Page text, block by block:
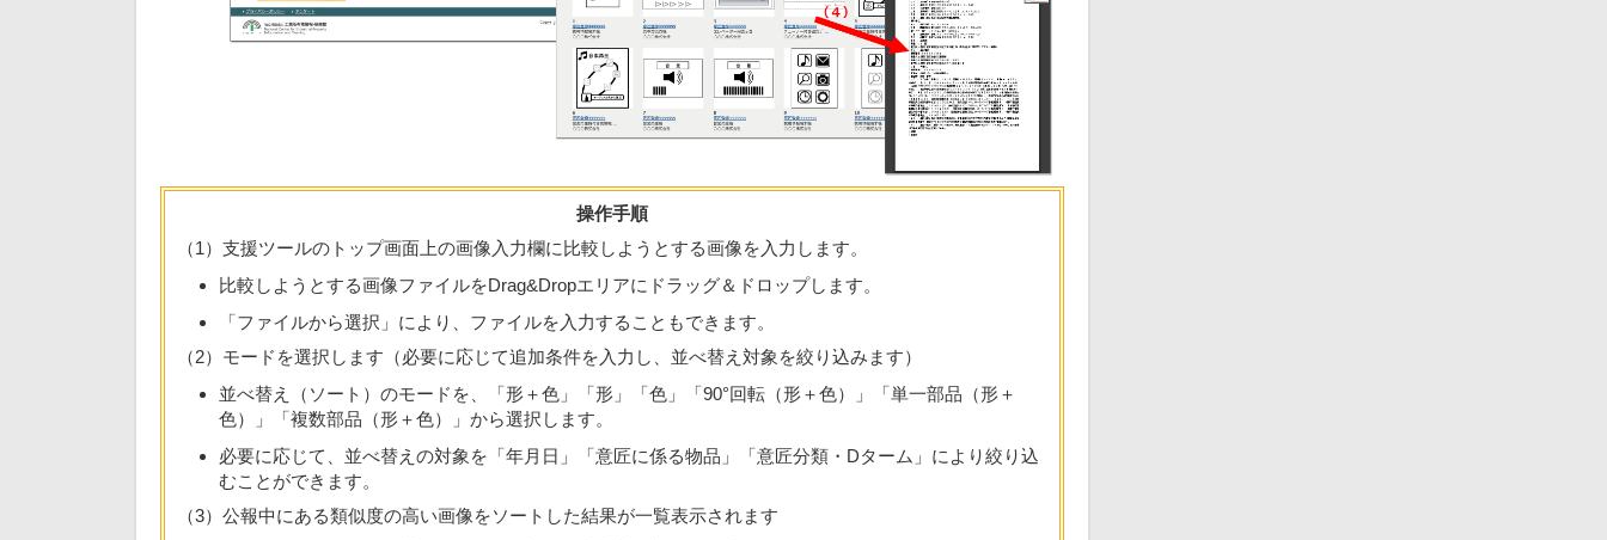
操作手順
（1）支援ツールのトップ画面上の画像入力欄に比較しようとする画像を入力します。
比較しようとする画像ファイルをDrag&Dropエリアにドラッグ＆ドロップします。
「ファイルから選択」により、ファイルを入力することもできます。
（2）モードを選択します（必要に応じて追加条件を入力し、並べ替え対象を絞り込みます）
並べ替え（ソート）のモードを、「形＋色」「形」「色」「90°回転（形＋色）」「単一部品（形＋
色）」「複数部品（形＋色）」から選択します。
必要に応じて、並べ替えの対象を「年月日」「意匠に係る物品」「意匠分類・Dターム」により絞り込
むことができます。
（3）公報中にある類似度の高い画像をソートした結果が一覧表示されます